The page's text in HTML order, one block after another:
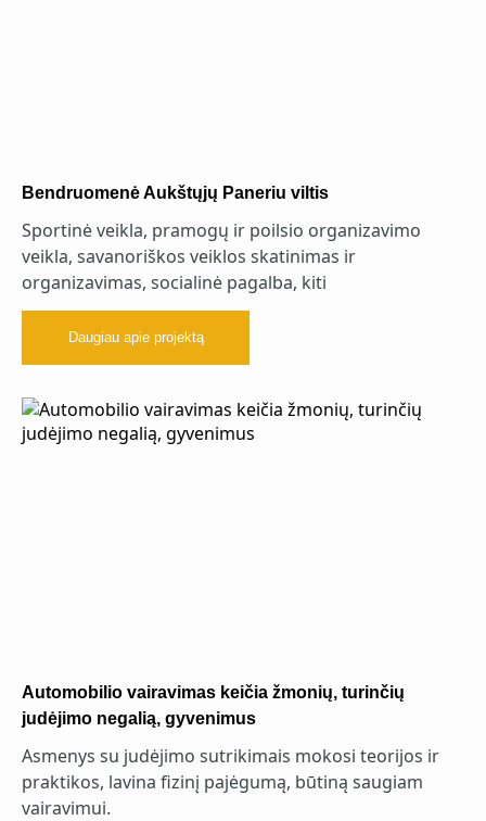
Bendruomenė Aukštųjų Paneriu viltis
Sportinė veikla, pramogų ir poilsio organizavimo
veikla, savanoriškos veiklos skatinimas ir
organizavimas, socialinė pagalba, kiti
Daugiau apie projektą
Automobilio vairavimas keičia žmonių, turinčių
judėjimo negalią, gyvenimus
Asmenys su judėjimo sutrikimais mokosi teorijos ir
praktikos, lavina fizinį pajėgumą, būtiną saugiam
vairavimui.